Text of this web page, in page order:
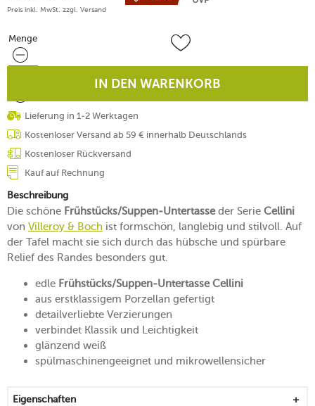
Preis inkl. MwSt. zzgl. Versand
Menge
Menge
IN DEN WARENKORB
Lieferung in 1-2 Werktagen
Kostenloser Versand ab 59 € innerhalb Deutschlands
Kostenloser Rückversand
Kauf auf Rechnung
Beschreibung
Die schöne Frühstücks/Suppen-Untertasseder Serie Cellini
von Villeroy & Boch ist formschön, langlebig und stilvoll. Auf
der Tafel macht sie sich durch das hübsche und spürbare
Relief des Randes besonders gut.
edle Frühstücks/Suppen-Untertasse Cellini
aus erstklassigem Porzellan gefertigt
detailverliebte Verzierungen
verbindet Klassik und Leichtigkeit
glänzend weiß
spülmaschinengeeignet und mikrowellensicher
Eigenschaften